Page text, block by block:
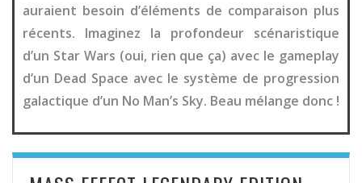
auraient besoin d’éléments de comparaison plus
récents. Imaginez la profondeur scénaristique
d’un Star Wars (oui, rien que ça) avec le gameplay
d’un Dead Space avec le système de progression
galactique d’un No Man’s Sky. Beau mélange donc !